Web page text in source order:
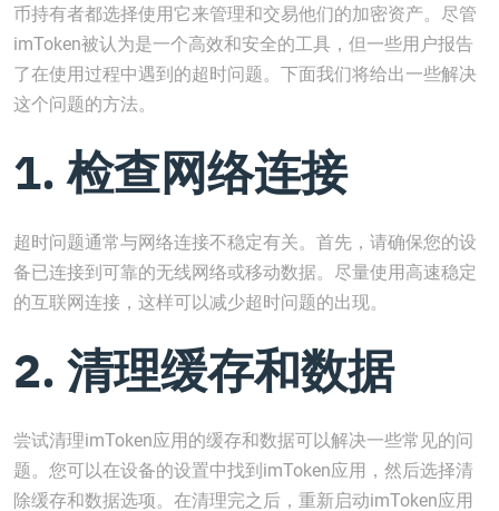
币持有者都选择使用它来管理和交易他们的加密资产。尽管
imToken被认为是一个高效和安全的工具，但一些用户报告
了在使用过程中遇到的超时问题。下面我们将给出一些解决
这个问题的方法。
1. 检查网络连接
超时问题通常与网络连接不稳定有关。首先，请确保您的设
备已连接到可靠的无线网络或移动数据。尽量使用高速稳定
的互联网连接，这样可以减少超时问题的出现。
2. 清理缓存和数据
尝试清理imToken应用的缓存和数据可以解决一些常见的问
题。您可以在设备的设置中找到imToken应用，然后选择清
除缓存和数据选项。在清理完之后，重新启动imToken应用